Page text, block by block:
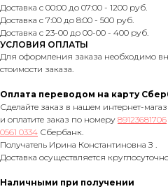
Доставка с 00:00 до 07:00 - 1200 руб.
Доставка с 7:00 до 8:00 - 500 руб.
Доставка с 23-00 до 00-00 - 400 руб.
УСЛОВИЯ ОПЛАТЫ
Для оформления заказа необходимо
стоимости заказа.
Оплата переводом на карту
Сделайте заказ в нашем интернет-
и оплатите заказ по номеру 89123681706
0561 0334 Сбербанк.
Получатель Ирина Константиновна З .
Доставка осуществляется
Наличными при получении